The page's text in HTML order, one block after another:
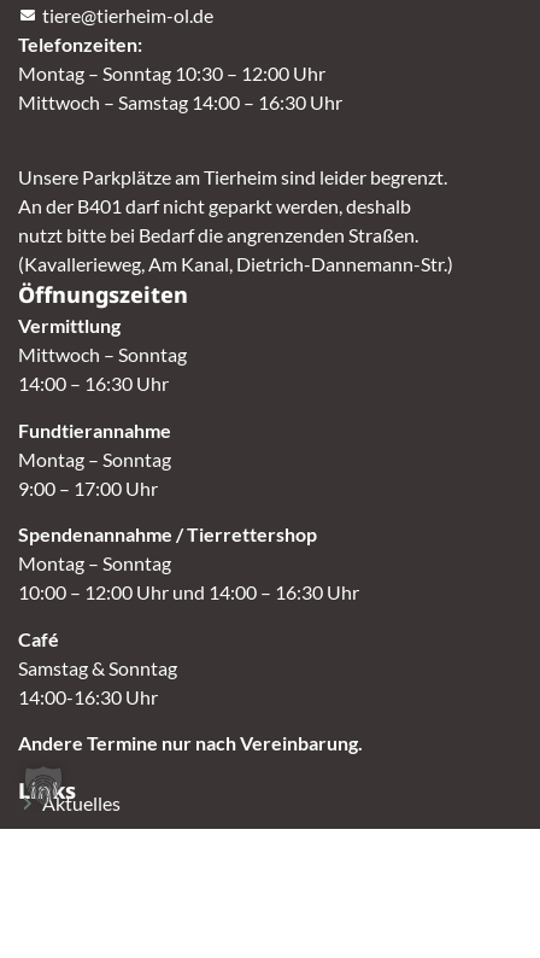
tiere@tierheim-ol.de
Telefonzeiten:
Montag – Sonntag 10:30 – 12:00 Uhr
Mittwoch – Samstag 14:00 – 16:30 Uhr
Unsere Parkplätze am Tierheim sind leider begrenzt.
An der B401 darf nicht geparkt werden, deshalb
nutzt bitte bei Bedarf die angrenzenden Straßen.
(Kavallerieweg, Am Kanal, Dietrich-Dannemann-Str.)
Öffnungszeiten
Vermittlung
Mittwoch – Sonntag
14:00 – 16:30 Uhr
Fundtierannahme
Montag – Sonntag
9:00 – 17:00 Uhr
Spendenannahme / Tierrettershop
Montag – Sonntag
10:00 – 12:00 Uhr und 14:00 – 16:30 Uhr
Café
Samstag & Sonntag
14:00-16:30 Uhr
Andere Termine nur nach Vereinbarung.
Links
Aktuelles